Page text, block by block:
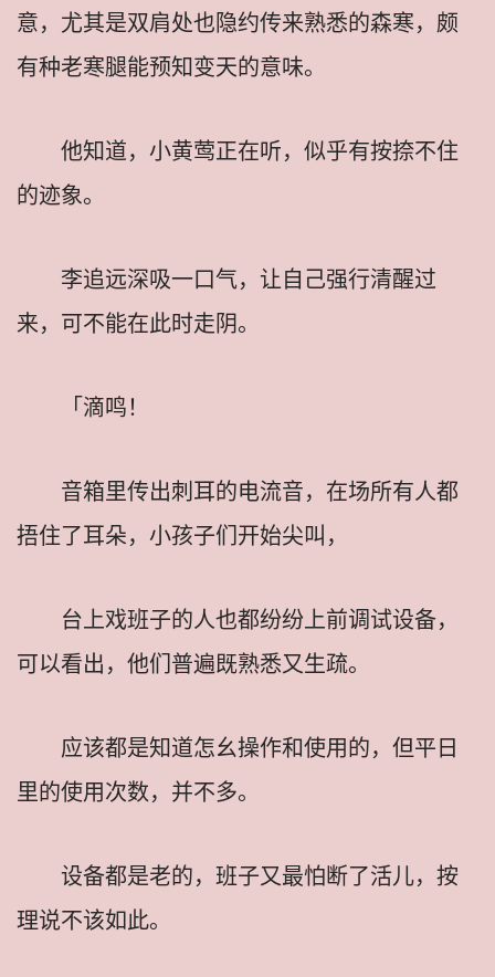
意，尤其是双肩处也隐约传来熟悉的森寒，颇
有种老寒腿能预知变天的意味。
他知道，小黄莺正在听，似乎有按捺不住
的迹象。
李追远深吸一口气，让自己强行清醒过
来，可不能在此时走阴。
「滴鸣！
音箱里传出刺耳的电流音，在场所有人都
捂住了耳朵，小孩子们开始尖叫，
台上戏班子的人也都纷纷上前调试设备，
可以看出，他们普遍既熟悉又生疏。
应该都是知道怎幺操作和使用的，但平日
里的使用次数，并不多。
设备都是老的，班子又最怕断了活儿，按
理说不该如此。